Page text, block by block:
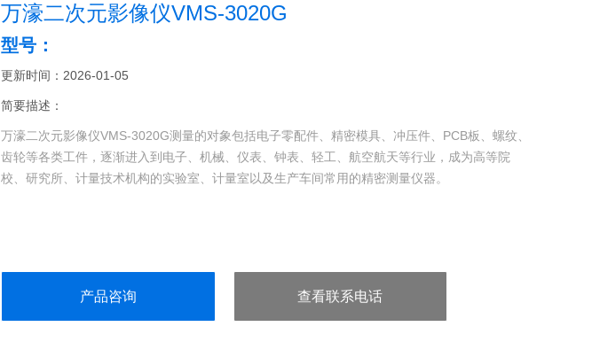
万濠二次元影像仪VMS-3020G
型号：
更新时间：2026-01-05
简要描述：
万濠二次元影像仪VMS-3020G测量的对象包括电子零配件、精密模具、冲压件、PCB板、螺纹、
齿轮等各类工件，逐渐进入到电子、机械、仪表、钟表、轻工、航空航天等行业，成为高等院
校、研究所、计量技术机构的实验室、计量室以及生产车间常用的精密测量仪器。
产品咨询 查看联系电话